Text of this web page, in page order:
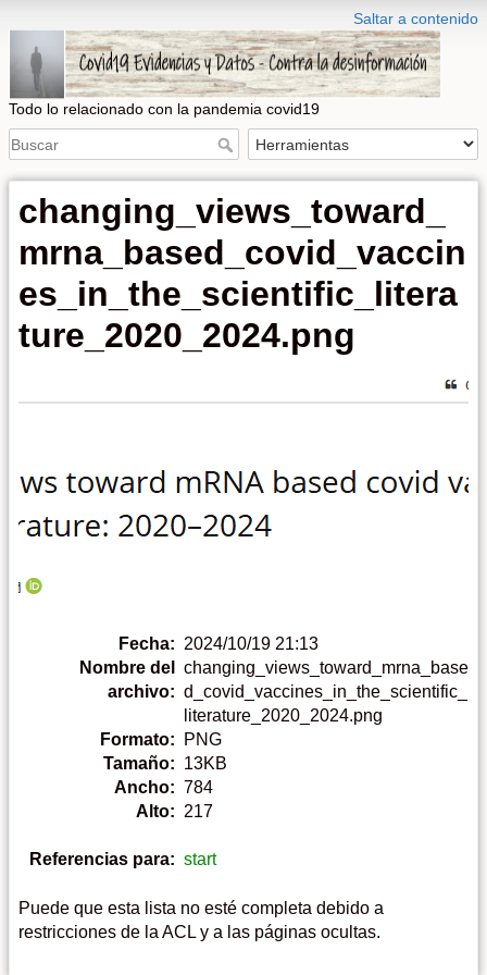
Saltar a contenido
Todo lo relacionado con la pandemia covid19
changing_views_toward_
mrna_based_covid_vaccin
es_in_the_scientific_litera
ture_2020_2024.png
Fecha: 2024/10/19 21:13
Nombre del
archivo:
changing_views_toward_mrna_base
d_covid_vaccines_in_the_scientific_
literature_2020_2024.png
Formato:
PNG
Tamaño: 13KB
Ancho: 784
Alto: 217
Referencias para: start
Puede que esta lista no esté completa debido a
restricciones de la ACL y a las páginas ocultas.